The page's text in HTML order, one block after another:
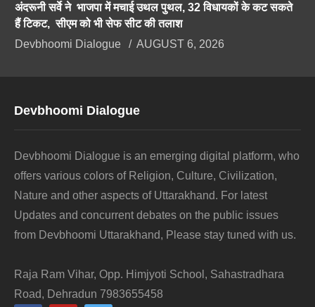
अंदरूनी सर्वे ने भाजपा में मचाई उथल पुथल, 32 विधायकों के कट सकते
हैं टिकट, सीएम को भी सेफ सीट की तलाश
Devbhoomi Dialogue
AUGUST 6, 2026
Devbhoomi Dialogue
Devbhoomi Dialogue is an emerging digital platform, who
offers various colors of Religion, Culture, Civilization,
Nature and other aspects of Uttarakhand. For latest
Updates and concurrent debates on the public issues
from Devbhoomi Uttarakhand, Please stay tuned with us.
Raja Ram Vihar, Opp. Himjyoti School, Sahastradhara
Road, Dehradun 7983655458